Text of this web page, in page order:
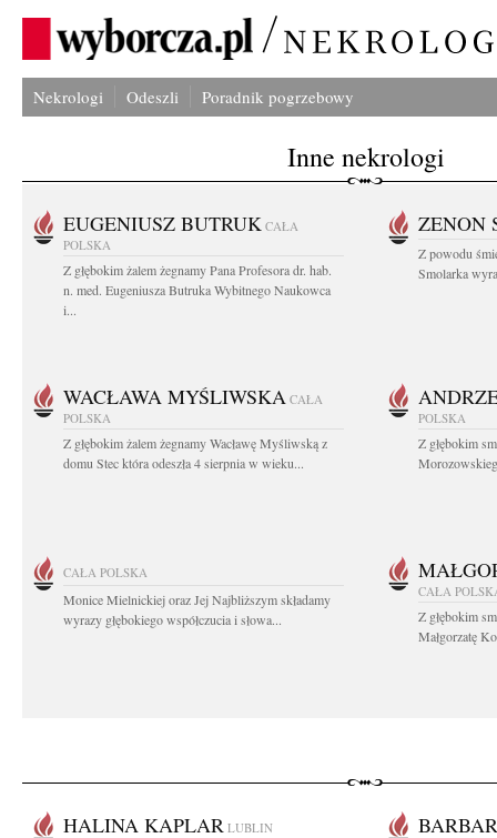
Nekrologi Odeszli Poradnik pogrzebowy
Inne nekrologi
EUGENIUSZ BUTRUK CAŁA
POLSKA
Z głębokim żalem żegnamy Pana Profesora dr. hab.
n. med. Eugeniusza Butruka Wybitnego Naukowca
i...
ZENON
Z powodu
Smolarka
WACŁAWA MYŚLIWSKA CAŁA
POLSKA
Z głębokim żalem żegnamy Wacławę Myśliwską z
domu Stec która odeszła 4 sierpnia w wieku...
POLSKA
Z głębokim
CAŁA POLSKA
Monice Mielnickiej oraz Jej Najbliższym składamy
wyrazy głębokiego współczucia i słowa...
CAŁA
Z głębokim
Małgorzatę
HALINA KAPLAR LUBLIN